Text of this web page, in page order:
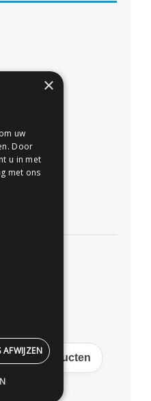
veel producten
×
uw
Door
u in met
met ons
AFWIJZEN